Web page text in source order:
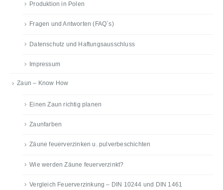
Produktion in Polen
Fragen und Antworten (FAQ´s)
Datenschutz und Haftungsausschluss
Impressum
Zaun – Know How
Einen Zaun richtig planen
Zaunfarben
Zäune feuerverzinken u. pulverbeschichten
Wie werden Zäune feuerverzinkt?
Vergleich Feuerverzinkung – DIN 10244 und DIN 1461